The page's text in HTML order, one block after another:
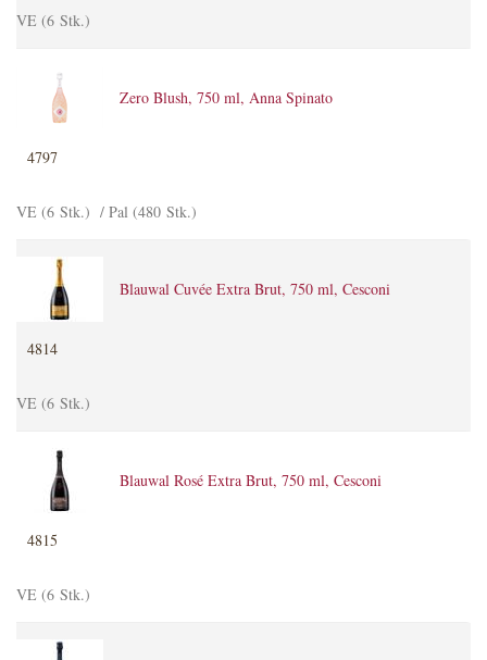
VE (6 Stk.)
Zero Blush, 750 ml, Anna Spinato
4797
VE (6 Stk.) / Pal (480 Stk.)
Blauwal Cuvée Extra Brut, 750 ml, Cesconi
4814
VE (6 Stk.)
Blauwal Rosé Extra Brut, 750 ml, Cesconi
4815
VE (6 Stk.)